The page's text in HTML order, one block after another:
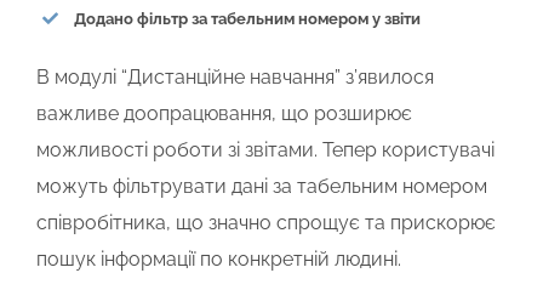
Додано фільтр за табельним номером у звіти
В модулі “Дистанційне навчання” з’явилося
важливе доопрацювання, що розширює
можливості роботи зі звітами. Тепер користувачі
можуть фільтрувати дані за табельним номером
співробітника, що значно спрощує та прискорює
пошук інформації по конкретній людині.